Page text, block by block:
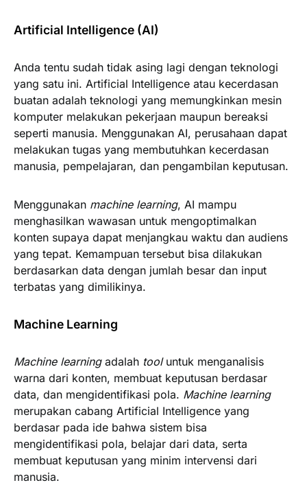
Artificial Intelligence (AI)
Anda tentu sudah tidak asing lagi dengan teknologi
yang satu ini. Artificial Intelligence atau kecerdasan
buatan adalah teknologi yang memungkinkan mesin
komputer melakukan pekerjaan maupun bereaksi
seperti manusia. Menggunakan AI, perusahaan dapat
melakukan tugas yang membutuhkan kecerdasan
manusia, pempelajaran, dan pengambilan keputusan.
Menggunakan machine learning, AI mampu
menghasilkan wawasan untuk mengoptimalkan
konten supaya dapat menjangkau waktu dan audiens
yang tepat. Kemampuan tersebut bisa dilakukan
berdasarkan data dengan jumlah besar dan input
terbatas yang dimilikinya.
Machine Learning
Machine learning adalah tooluntuk menganalisis
warna dari konten, membuat keputusan berdasar
data, dan mengidentifikasi pola. Machine learning
merupakan cabang Artificial Intelligence yang
berdasar pada ide bahwa sistem bisa
mengidentifikasi pola, belajar dari data, serta
membuat keputusan yang minim intervensi dari
manusia.